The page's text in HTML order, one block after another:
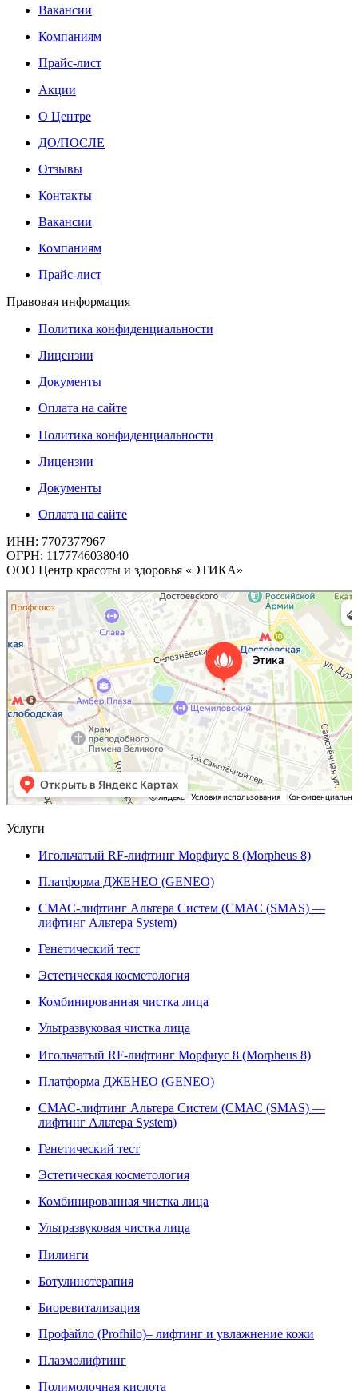
Вакансии
Компаниям
Прайс-лист
Акции
О Центре
ДО/ПОСЛЕ
Отзывы
Контакты
Вакансии
Компаниям
Прайс-лист
Правовая информация
Политика конфиденциальности
Лицензии
Документы
Оплата на сайте
Политика конфиденциальности
Лицензии
Документы
Оплата на сайте
ИНН: 7707377967
ОГРН: 1177746038040
ООО Центр красоты и здоровья «ЭТИКА»
Этика
Косметология в Москве
Эпиляция в Москве
Услуги
Игольчатый RF-лифтинг Морфиус 8 (Morpheus 8)
Платформа ДЖЕНЕО (GENEO)
СМАС-лифтинг Альтера Систем (СМАС (SMAS) —
лифтинг Альтера System)
Генетический тест
Эстетическая косметология
Комбинированная чистка лица
Ультразвуковая чистка лица
Игольчатый RF-лифтинг Морфиус 8 (Morpheus 8)
Платформа ДЖЕНЕО (GENEO)
СМАС-лифтинг Альтера Систем (СМАС (SMAS) —
лифтинг Альтера System)
Генетический тест
Эстетическая косметология
Комбинированная чистка лица
Ультразвуковая чистка лица
Пилинги
Ботулинотерапия
Биоревитализация
Профайло (Profhilo)– лифтинг и увлажнение кожи
Плазмолифтинг
Полимолочная кислота